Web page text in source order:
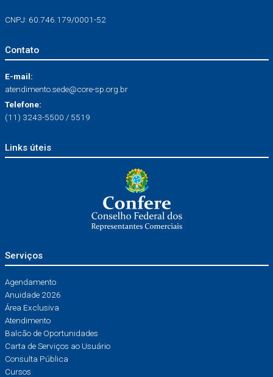
CNPJ: 60.746.179/0001-52
Contato
E-mail:
atendimento.sede@core-sp.org.br
Telefone:
(11) 3243-5500 / 5519
Links úteis
Serviços
Agendamento
Anuidade 2026
Área Exclusiva
Atendimento
Balcão de Oportunidades
Carta de Serviços ao Usuário
Consulta Pública
Cursos